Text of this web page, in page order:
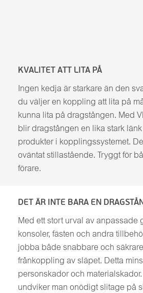
KVALITET ATT LITA PÅ
Ingen kedja är starkare än den
du väljer en koppling att lita på
kunna lita på dragstången. Med
blir dragstången en lika stark
produkter i kopplingssystemet.
oväntat stillastående. Tryggt för
förare.
DET ÄR INTE BARA EN
Med ett stort urval av anpassade
konsoler, fästen och andra
jobba både snabbare och
frånkoppling av släpet. Detta
personskador och
undviker man onödigt slitage på